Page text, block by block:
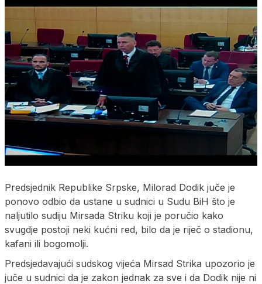
Predsjednik Republike Srpske, Milorad Dodik juče je
ponovo odbio da ustane u sudnici u Sudu BiH što je
naljutilo sudiju Mirsada Striku koji je poručio kako
svugdje postoji neki kućni red, bilo da je riječ o stadionu,
kafani ili bogomolji.
Predsjedavajući sudskog vijeća Mirsad Strika upozorio je
juče u sudnici da je zakon jednak za sve i da Dodik nije ni